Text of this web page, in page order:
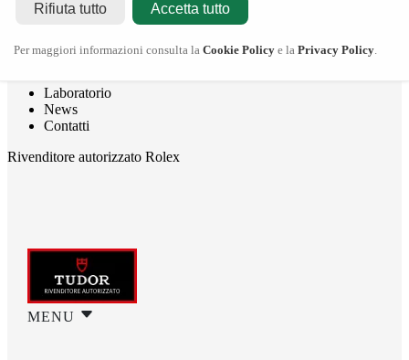
Crivelli
Pomellato
Severi Gioielli
Laboratorio
News
Contatti
Rivenditore autorizzato Rolex
MENU
Rifiuta tutto Accetta tutto
Per maggiori informazioni consulta la Cookie Policy e la Privacy Policy.